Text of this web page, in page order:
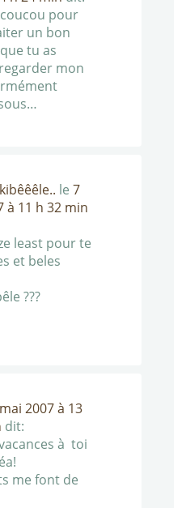
pour
un bon
tu as
mon
le 7
à 11 h 32 min
least pour te
et beles
???
2007 à 13
dit:
à toi
me font de